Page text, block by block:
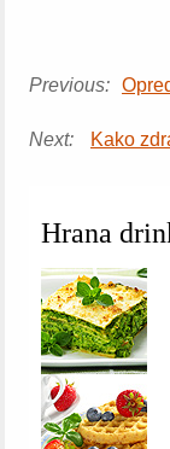
Previous:
Next: Kako
Hrana